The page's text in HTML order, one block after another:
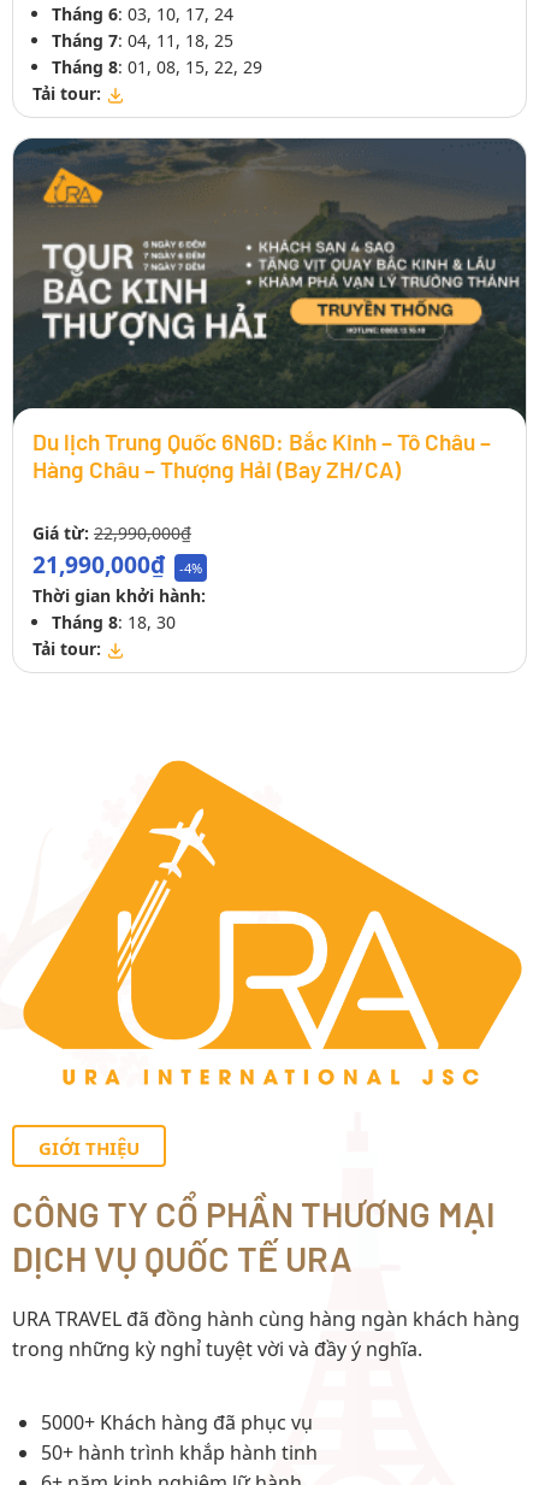
Tháng 6: 03, 10, 17, 24
Tháng 7: 04, 11, 18, 25
Tháng 8: 01, 08, 15, 22, 29
Tải tour:
Du lịch Trung Quốc 6N6D: Bắc Kinh – Tô Châu –
Hàng Châu – Thượng Hải (Bay ZH/CA)
Giá từ: 22,990,000₫
21,990,000₫ -4%
Thời gian khởi hành:
Tháng 8: 18, 30
Tải tour:
GIỚI THIỆU
CÔNG TY CỔ PHẦN THƯƠNG MẠI
DỊCH VỤ QUỐC TẾ URA
URA TRAVEL đã đồng hành cùng hàng ngàn khách hàng
trong những kỳ nghỉ tuyệt vời và đầy ý nghĩa.
5000+ Khách hàng đã phục vụ
50+ hành trình khắp hành tinh